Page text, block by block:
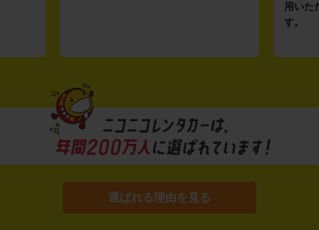
用いた
す。
選ばれる理由を見る